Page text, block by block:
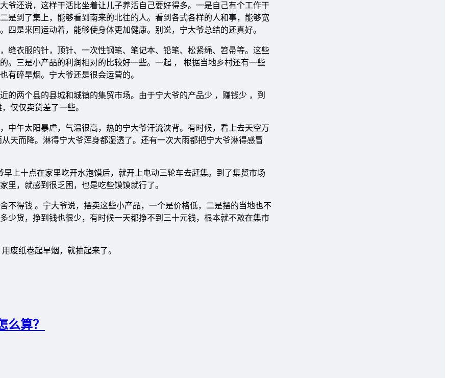
爷还说，这样干活比坐着让儿子养活自己要好得多。一是自己有个工作干
是到了集上，能够看到南来的北往的人。看到各式各样的人和事，能够宽
是来回运动着，能够使身体更加健康。别说，宁大爷总结的还真好。
缝衣服的针，顶针、一次性钢笔、笔记本、铅笔、松紧绳、笤帚等。这些
。三是小产品的利润相对的比较好一些。一起 ， 根据当地乡村还有一些
有碎旱烟。宁大爷还是很会运营的。
的两个县的县城和城镇的集贸市场。由于宁大爷的产品少 ，赚钱少 ，到
仅仅卖货差了一些。
中午太阳暴虐，气温很高，热的宁大爷汗流浃背。有时候，看上去天空万
天而降。淋得宁大爷浑身都湿透了。还有一次大雨都把宁大爷淋得感冒
上十点在家里吃开水泡馍后，就开上电动三轮车去赶集。到了集贸市场
里，就感到很乏困，也是吃些馍馍就行了。
不得钱 。宁大爷说，摆卖这些小产品，一个是价格低，二是摆的当地也不
少货，挣到钱也很少，有时候一天都挣不到三十元钱，根本就不敢在集市
废纸卷起旱烟，就抽起来了。
么算？